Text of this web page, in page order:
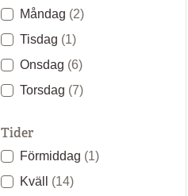
Måndag (2)
Tisdag (1)
Onsdag (6)
Torsdag (7)
Tider
Förmiddag (1)
Kväll (14)